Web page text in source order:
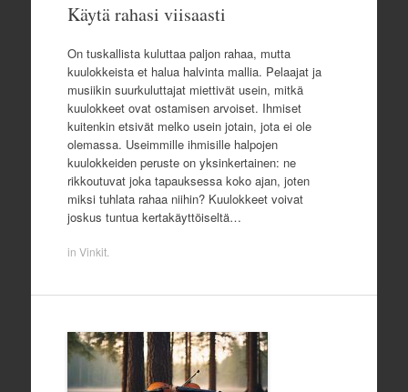
Käytä rahasi viisaasti
On tuskallista kuluttaa paljon rahaa, mutta
kuulokkeista et halua halvinta mallia. Pelaajat ja
musiikin suurkuluttajat miettivät usein, mitkä
kuulokkeet ovat ostamisen arvoiset. Ihmiset
kuitenkin etsivät melko usein jotain, jota ei ole
olemassa. Useimmille ihmisille halpojen
kuulokkeiden peruste on yksinkertainen: ne
rikkoutuvat joka tapauksessa koko ajan, joten
miksi tuhlata rahaa niihin? Kuulokkeet voivat
joskus tuntua kertakäyttöiseltä…
in Vinkit.